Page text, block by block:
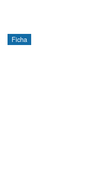
Ficha